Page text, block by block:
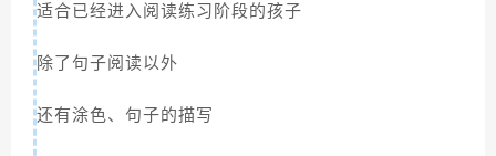
适合已经进入阅读练习阶段的孩子
除了句子阅读以外
还有涂色、句子的描写